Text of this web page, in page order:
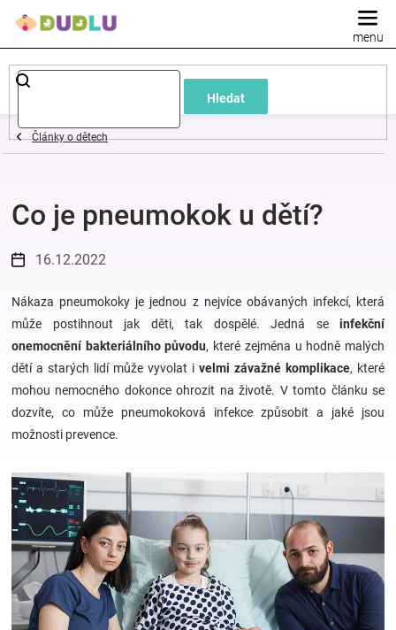
Hledat
Dětské
a
oblečení
Pokojíček
a
kojenecká
výbava
Hračky
a
zábava
pro
děti
Články o dětech
Co je pneumokok u dětí?
16.12.2022
Nákaza pneumokoky je jednou z nejvíce obávaných infekcí, která
může postihnout jak děti, tak dospělé. Jedná se infekční
onemocnění bakteriálního původu, které zejména u hodně malých
dětí a starých lidí může vyvolat i velmi závažné komplikace, které
mohou nemocného dokonce ohrozit na životě. V tomto článku se
dozvíte, co může pneumokoková infekce způsobit a jaké jsou
možnosti prevence.